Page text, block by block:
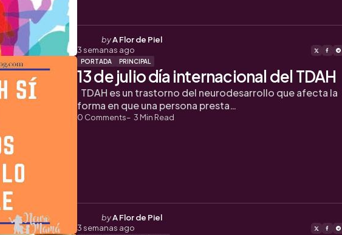
Posted
by
byA Flor de Piel
3 semanas ago
PORTADA PRINCIPAL
13 de julio día internacional del TDAH
0 Comments 3 Min Read
TDAH es un trastorno del neurodesarrollo que afecta la
forma en que una persona presta…
Posted
by
byA Flor de Piel
3 semanas ago